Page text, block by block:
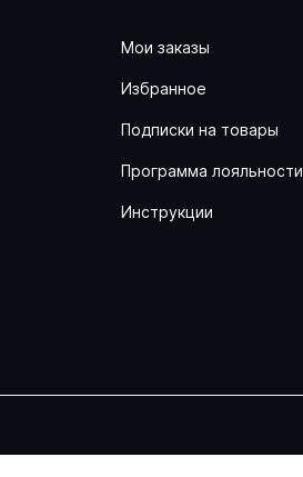
Мои заказы
Избранное
Подписки на товары
Программа лояльности
Инструкции